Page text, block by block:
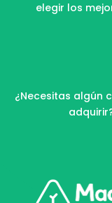
elegir los
¿Necesitas algún